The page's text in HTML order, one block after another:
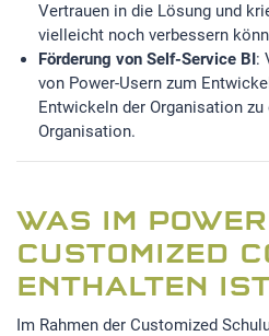
Vertrauen in die Lösung und
vielleicht noch verbessern
Förderung von Self-Service BI:
von Power-Usern zum
Entwickeln der Organisation
Organisation.
WAS IM POWER
CUSTOMIZED
ENTHALTEN
Im Rahmen der Customized